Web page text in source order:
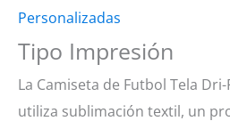
Personalizadas
Tipo Impresión
La Camiseta de Futbol Tela
utiliza sublimación textil, un